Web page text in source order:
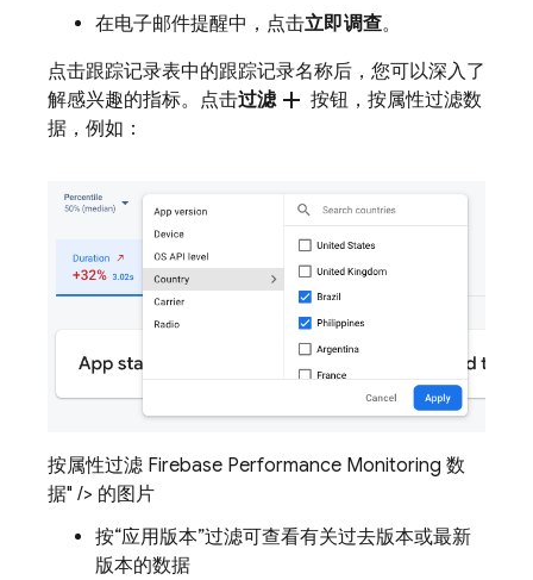
在电子邮件提醒中，点击立即调查。
点击跟踪记录表中的跟踪记录名称后，您可以深入了
解感兴趣的指标。点击过滤add 按钮，按属性过滤数
据，例如：
按属性过滤 Firebase Performance Monitoring 数
据" /> 的图片
按“应用版本”过滤可查看有关过去版本或最新
版本的数据